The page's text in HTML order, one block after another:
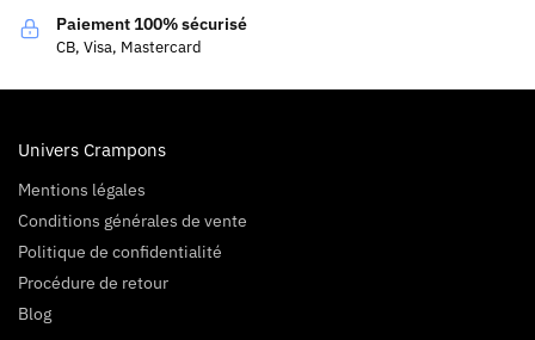
Paiement 100% sécurisé
CB, Visa, Mastercard
Univers Crampons
Mentions légales
Conditions générales de vente
Politique de confidentialité
Procédure de retour
Blog